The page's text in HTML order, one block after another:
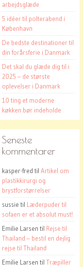
arbejdsglæde
5 idéer til polterabend i
København
De bedste destinationer til
din forårsferie i Danmark
Det skal du glæde dig til i
2025 – de største
oplevelser i Danmark
10 ting et moderne
køkken bør indeholde
Seneste
kommentarer
kasper-fred til Artikel om
plastikkirurgi og
brystforstørrelser
sussie til Læderpuder til
sofaen er et absolut must!
Emilie Larsen til Rejse til
Thailand – bestil en dejlig
rejse til Thailand
Emilie Larsen til Træpiller